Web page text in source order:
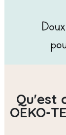
Qu'est
OEKO-